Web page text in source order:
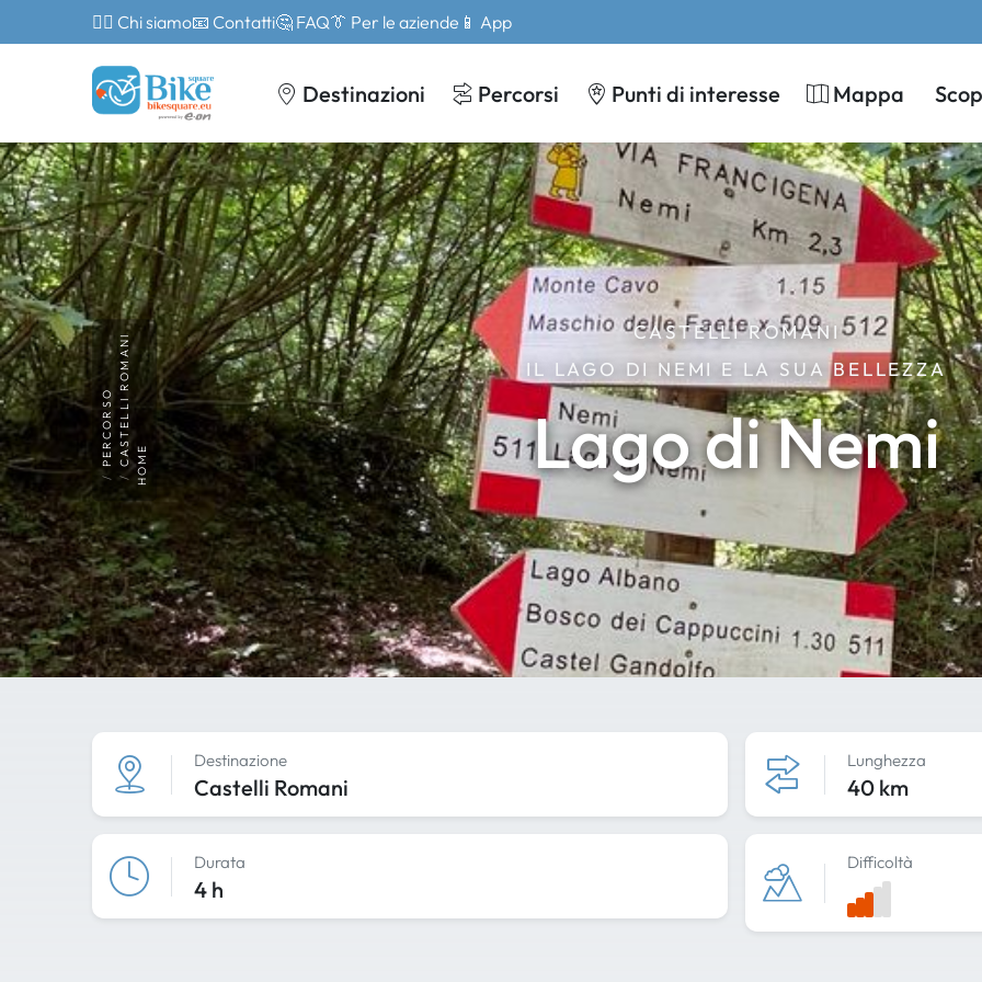
🙎‍♂️ Chi siamo📧 Contatti🤔 FAQ👔 Per le aziende 📱 App
Destinazioni Percorsi Punti di interesse Mappa
CASTELLI ROMANI
IL LAGO DI NEMI E LA SUA BELLEZZA
Lago di Nemi
HOME
CASTELLI ROMANI
PERCORSO
Destinazione
Castelli Romani
Lunghezza
40 km
Durata
4 h
Difficoltà